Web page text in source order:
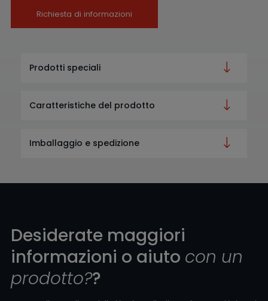
Richiesta di informazioni
Prodotti speciali
Caratteristiche del prodotto
Imballaggio e spedizione
Desiderate maggiori
informazioni o aiuto con un
prodotto??